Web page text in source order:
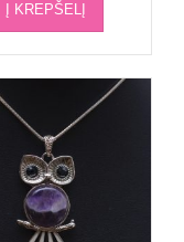
Į KREPŠELĮ